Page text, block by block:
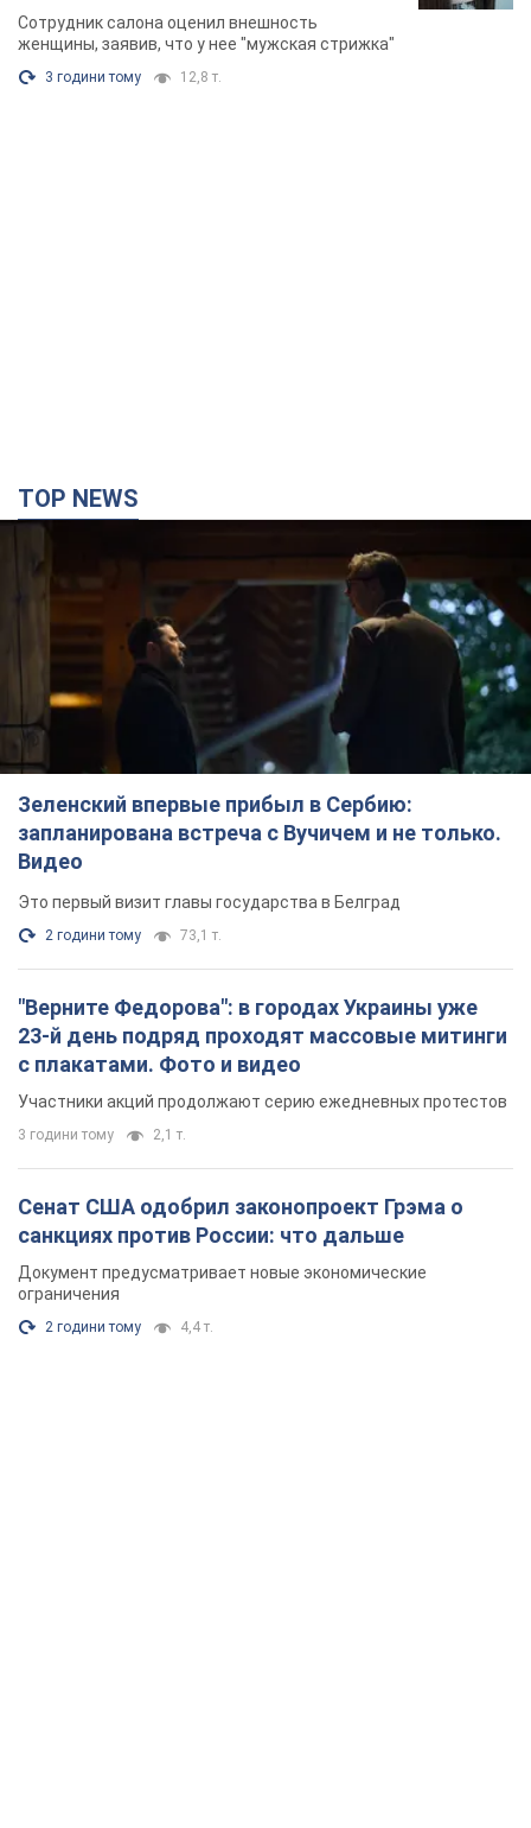
химиотерапии, разгорелся скандал.
Фото
Сотрудник салона оценил внешность
женщины, заявив, что у нее "мужская стрижка"
3 години тому 12,8 т.
TOP NEWS
Зеленский впервые прибыл в Сербию:
запланирована встреча с Вучичем и не только.
Видео
Это первый визит главы государства в Белград
2 години тому 73,1 т.
"Верните Федорова": в городах Украины уже
23-й день подряд проходят массовые митинги
с плакатами. Фото и видео
Участники акций продолжают серию ежедневных протестов
3 години тому 2,1 т.
Сенат США одобрил законопроект Грэма о
санкциях против России: что дальше
Документ предусматривает новые экономические
ограничения
2 години тому 4,4 т.